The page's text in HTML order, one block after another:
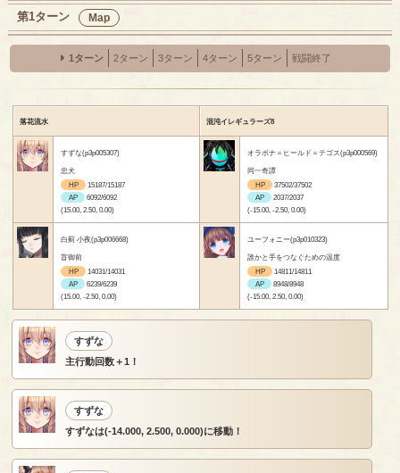
第1ターン Map
1ターン 2ターン 3ターン 4ターン 5ターン 戦闘終了
落花流水 混沌イレギュラーズ8
すずな(p3p005307)
忠犬
HP
15187/15187
AP
6092/6092
(15.00, 2.50, 0.00)
オラボナ＝ヒールド＝テゴス(p3p000569)
同一奇譚
HP
37502/37502
AP
2037/2037
(-15.00, -2.50, 0.00)
白薊 小夜(p3p006668)
盲御前
HP
14031/14031
AP
6239/6239
(15.00, -2.50, 0.00)
ユーフォニー(p3p010323)
誰かと手をつなぐための温度
HP
14811/14811
AP
8948/8948
(-15.00, 2.50, 0.00)
すずな
主行動回数＋1！
すずな
すずなは(-14.000, 2.500, 0.000)に移動！